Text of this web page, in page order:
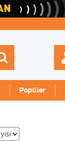
Popüler